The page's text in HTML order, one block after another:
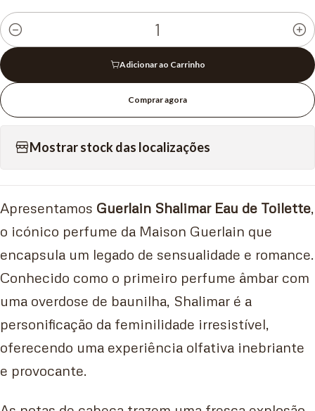
Quantidade
Adicionar ao Carrinho
Comprar agora
Mostrar stock das localizações
Apresentamos Guerlain Shalimar Eau de Toilette,
o icónico perfume da Maison Guerlain que
encapsula um legado de sensualidade e romance.
Conhecido como o primeiro perfume âmbar com
uma overdose de baunilha, Shalimar é a
personificação da feminilidade irresistível,
oferecendo uma experiência olfativa inebriante
e provocante.